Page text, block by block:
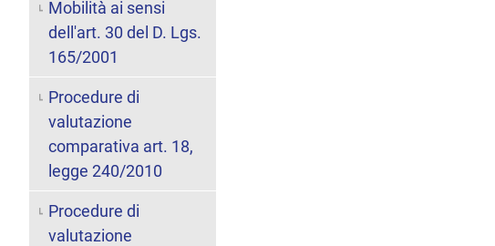
Mobilità ai sensi
dell'art. 30 del D. Lgs.
165/2001
Procedure di
valutazione
comparativa art. 18,
legge 240/2010
Procedure di
valutazione